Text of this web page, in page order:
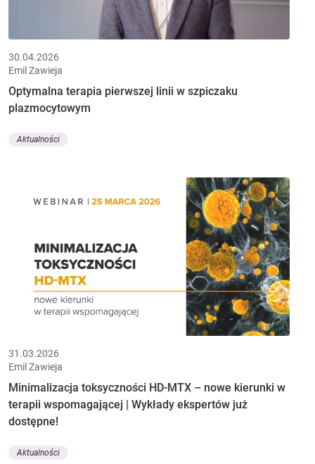
30.04.2026
Emil Zawieja
Optymalna terapia pierwszej linii w szpiczaku
plazmocytowym
Aktualności
31.03.2026
Emil Zawieja
Minimalizacja toksyczności HD-MTX – nowe kierunki w
terapii wspomagającej | Wykłady ekspertów już
dostępne!
Aktualności